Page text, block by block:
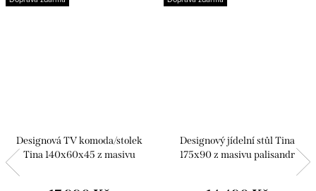
Designová TV komoda/stolek
Tina 140x60x45 z masivu
Designový jídelní stůl Tina
175x90 z masivu palisandr